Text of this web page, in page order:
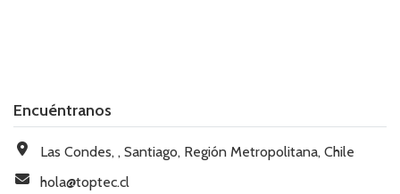
Encuéntranos
Las Condes, , Santiago, Región Metropolitana, Chile
hola@toptec.cl